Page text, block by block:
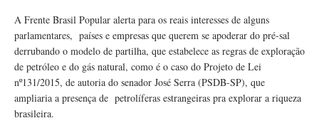
A Frente Brasil Popular alerta para os reais interesses de alguns
parlamentares, países e empresas que querem se apoderar do pré-sal
derrubando o modelo de partilha, que estabelece as regras de exploração
de petróleo e do gás natural, como é o caso do Projeto de Lei
nº131/2015, de autoria do senador José Serra (PSDB-SP), que
ampliaria a presença de petrolíferas estrangeiras pra explorar a riqueza
brasileira.